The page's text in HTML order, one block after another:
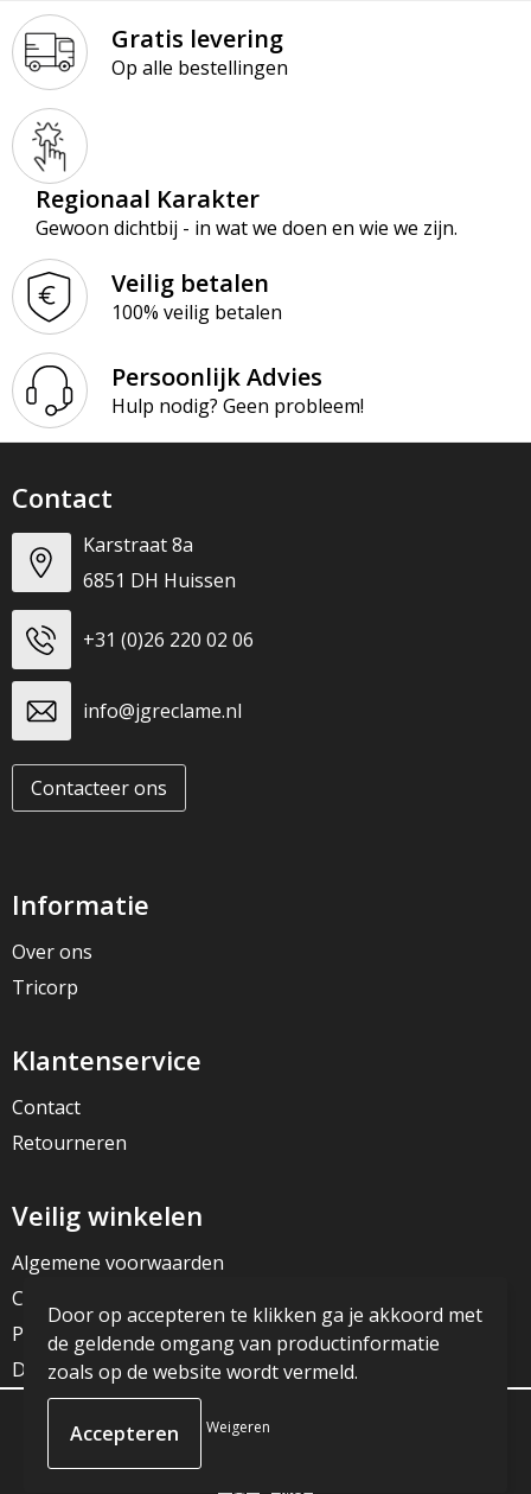
Gratis levering
Op alle bestellingen
Regionaal Karakter
Gewoon dichtbij - in wat we doen en wie we zijn.
Veilig betalen
100% veilig betalen
Persoonlijk Advies
Hulp nodig? Geen probleem!
Contact
Karstraat 8a
6851 DH Huissen
+31 (0)26 220 02 06
info@jgreclame.nl
Contacteer ons
Informatie
Over ons
Tricorp
Klantenservice
Contact
Retourneren
Veilig winkelen
Algemene voorwaarden
Cookieverklaring
Privacyverklaring
Disclaimer
© Copyright JG Reclame 2023
Door op accepteren te klikken ga je akkoord met
de geldende omgang van productinformatie
zoals op de website wordt vermeld.
Weigeren